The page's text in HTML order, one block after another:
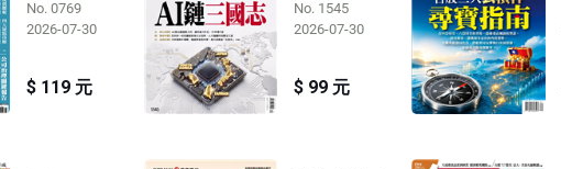
No. 0769
2026-07-30
$ 119 元
No. 1545
2026-07-30
$ 99 元